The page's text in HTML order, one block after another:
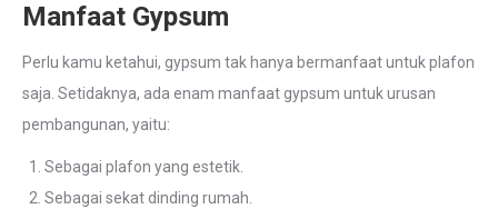
Manfaat Gypsum
Perlu kamu ketahui, gypsum tak hanya bermanfaat untuk plafon
saja. Setidaknya, ada enam manfaat gypsum untuk urusan
pembangunan, yaitu:
Sebagai plafon yang estetik.
Sebagai sekat dinding rumah.